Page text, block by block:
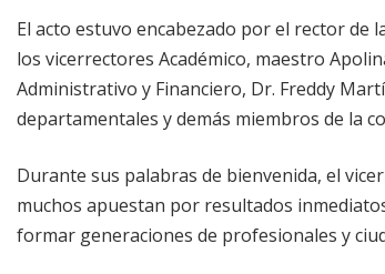
El acto estuvo encabezado por el rector de
los vicerrectores Académico, maestro
Administrativo y Financiero, Dr. Freddy
departamentales y demás miembros de la
Durante sus palabras de bienvenida, el
muchos apuestan por resultados
formar generaciones de profesionales y